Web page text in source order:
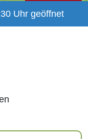
Uhr geöffnet